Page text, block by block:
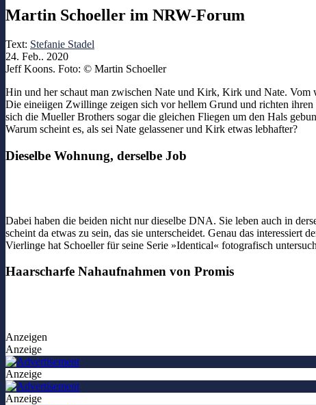
Martin Schoeller im NRW-Forum
Text: Stefanie Stadel
24. Feb.. 2020
Jeff Koons. Foto: © Martin Schoeller
Hin und her schaut man zwischen Nate und Kirk, Kirk und Nate. Vom
Die eineiigen Zwillinge zeigen sich vor hellem Grund und richten
sich die Mueller Brothers sogar die gleichen Fliegen um den Hals
Warum scheint es, als sei Nate gelassener und Kirk etwas lebhafter?
Dieselbe Wohnung, derselbe Job
Dabei haben die beiden nicht nur dieselbe DNA. Sie leben auch in
scheint da etwas zu sein, das sie unterscheidet. Genau das
Vierlinge hat Schoeller für seine Serie »Identical« fotografisch
Haarscharfe Nahaufnahmen von Promis
Anzeigen
Anzeige
Anzeige
Anzeige